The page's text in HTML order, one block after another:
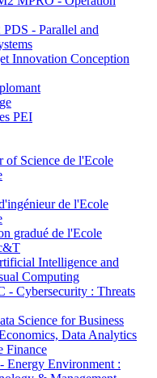
- Parallel and
Innovation Conception
PEI
of Science de l'Ecole
de l'Ecole
gradué de l'Ecole
Intelligence and
Computing
- Cybersecurity : Threats
Science for Business
Data Analytics
Finance
Energy Environment :